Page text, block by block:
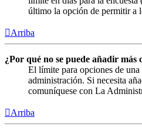
último la opción de permitir a
Arriba
¿Por qué no se puede añadir más
El límite para opciones de
administración. Si necesita
comuníquese con La
Arriba